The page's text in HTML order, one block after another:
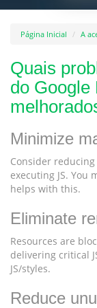
Página Inicial A
Quais
do Google
Minimize
Consider
executing JS. You
helps with this.
Eliminate
Resources are
delivering critical
JS/styles.
Reduce